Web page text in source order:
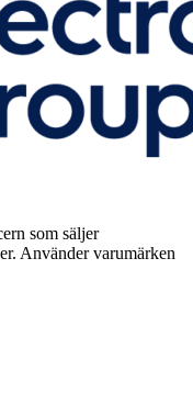
som säljer
Använder varumärken